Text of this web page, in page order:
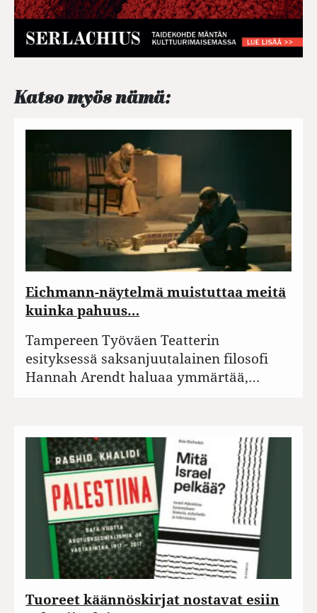
Katso myös nämä:
Eichmann-näytelmä muistuttaa meitä
kuinka pahuus…
Tampereen Työväen Teatterin
esityksessä saksanjuutalainen filosofi
Hannah Arendt haluaa ymmärtää,…
Tuoreet käännöskirjat nostavat esiin